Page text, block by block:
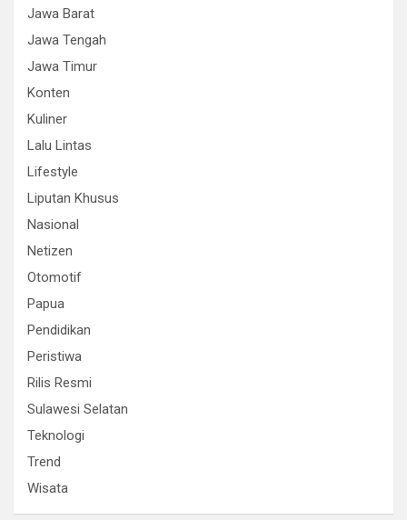
Jawa Barat
Jawa Tengah
Jawa Timur
Konten
Kuliner
Lalu Lintas
Lifestyle
Liputan Khusus
Nasional
Netizen
Otomotif
Papua
Pendidikan
Peristiwa
Rilis Resmi
Sulawesi Selatan
Teknologi
Trend
Wisata